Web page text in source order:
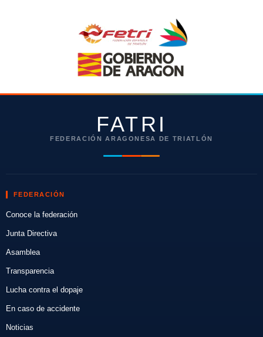
FATRI
FEDERACIÓN ARAGONESA DE TRIATLÓN
FEDERACIÓN
Conoce la federación
Junta Directiva
Asamblea
Transparencia
Lucha contra el dopaje
En caso de accidente
Noticias